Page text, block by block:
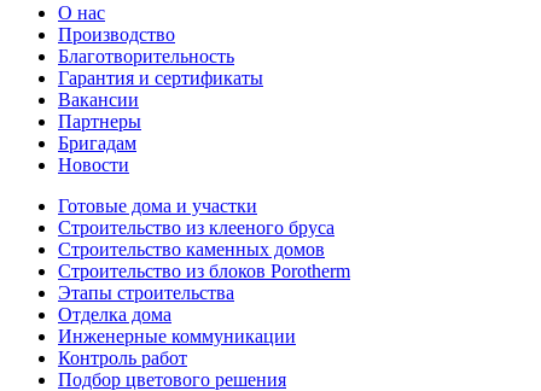
О нас
Производство
Благотворительность
Гарантия и сертификаты
Вакансии
Партнеры
Бригадам
Новости
Готовые дома и участки
Строительство из клееного бруса
Строительство каменных домов
Строительство из блоков Porotherm
Этапы строительства
Отделка дома
Инженерные коммуникации
Контроль работ
Подбор цветового решения